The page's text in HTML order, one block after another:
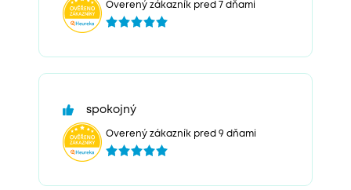
Overený zákazník pred 7 dňami
spokojný
Overený zákazník pred 9 dňami